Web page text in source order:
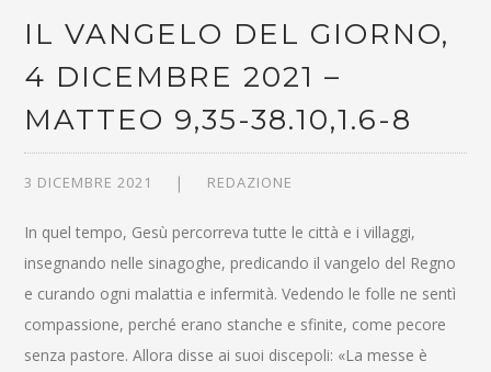
IL VANGELO DEL GIORNO,
4 DICEMBRE 2021 –
MATTEO 9,35-38.10,1.6-8
3 DICEMBRE 2021 REDAZIONE
In quel tempo, Gesù percorreva tutte le città e i villaggi,
insegnando nelle sinagoghe, predicando il vangelo del Regno
e curando ogni malattia e infermità. Vedendo le folle ne sentì
compassione, perché erano stanche e sfinite, come pecore
senza pastore. Allora disse ai suoi discepoli: «La messe è